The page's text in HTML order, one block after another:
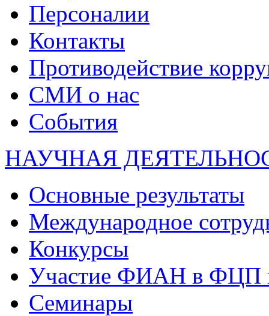
Персоналии
Контакты
Противодействие
СМИ о нас
События
НАУЧНАЯ
Основные результаты
Международное
Конкурсы
Участие ФИАН в ФЦП
Семинары